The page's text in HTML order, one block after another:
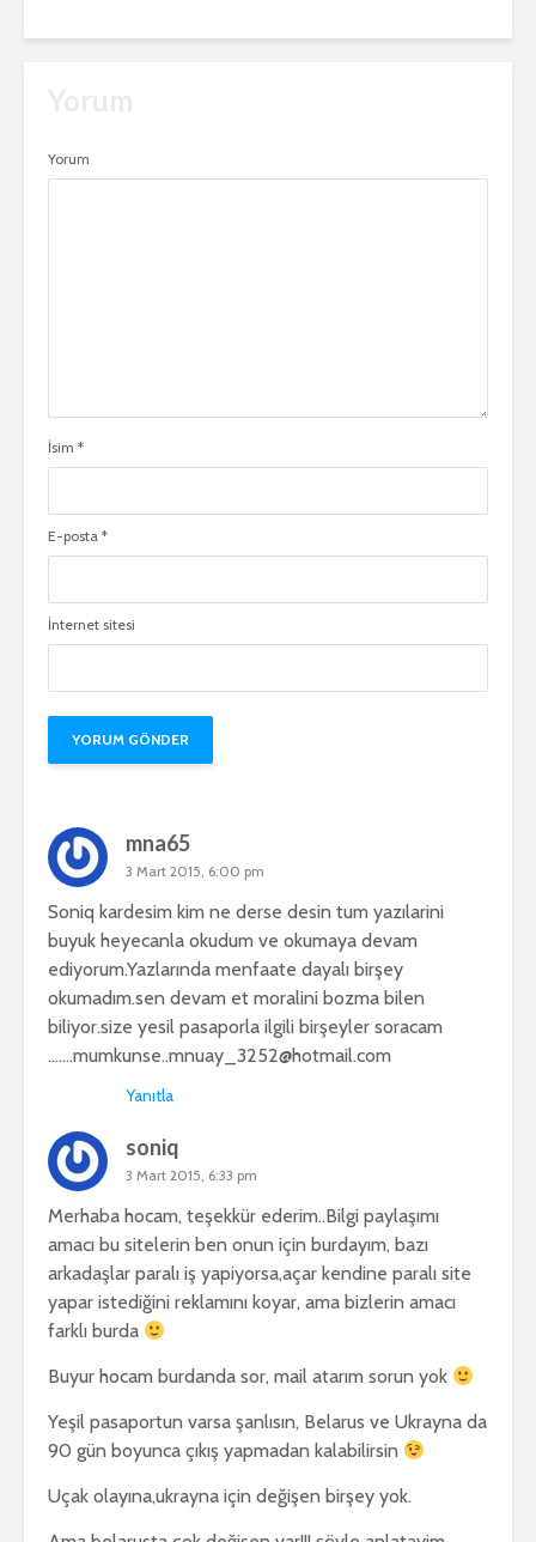
Yorum
İsim *
E-posta *
İnternet sitesi
mna65
3 Mart 2015, 6:00 pm
Soniq kardesim kim ne derse desin tum yazılarini
buyuk heyecanla okudum ve okumaya devam
ediyorum.Yazlarında menfaate dayalı birşey
okumadım.sen devam et moralini bozma bilen
biliyor.size yesil pasaporla ilgili birşeyler soracam
…….mumkunse..mnuay_3252@hotmail.com
Yanıtla
soniq
3 Mart 2015, 6:33 pm
Merhaba hocam, teşekkür ederim..Bilgi paylaşımı
amacı bu sitelerin ben onun için burdayım, bazı
arkadaşlar paralı iş yapiyorsa,açar kendine paralı site
yapar istediğini reklamını koyar, ama bizlerin amacı
farklı burda
Buyur hocam burdanda sor, mail atarım sorun yok
Yeşil pasaportun varsa şanlısın, Belarus ve Ukrayna da
90 gün boyunca çıkış yapmadan kalabilirsin
Uçak olayına,ukrayna için değişen birşey yok.